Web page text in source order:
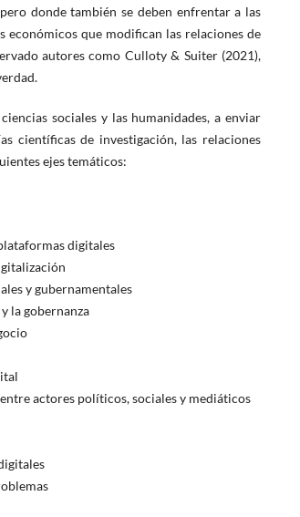
donde también se deben enfrentar a las
que modifican las relaciones de
autores como Culloty & Suiter (2021),
sociales y las humanidades, a enviar
científicas de investigación, las relaciones
ejes temáticos:
digitales
y gubernamentales
la gobernanza
actores políticos, sociales y mediáticos